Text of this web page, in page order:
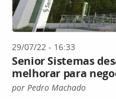
29/07/22 - 16:33
Senior Sistemas
melhorar para
por Pedro Machado